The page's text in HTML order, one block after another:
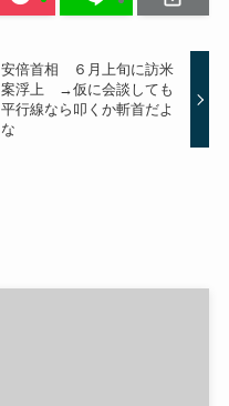
安倍首相 ６月上旬に訪米
案浮上 →仮に会談しても
平行線なら叩くか斬首だよ
な